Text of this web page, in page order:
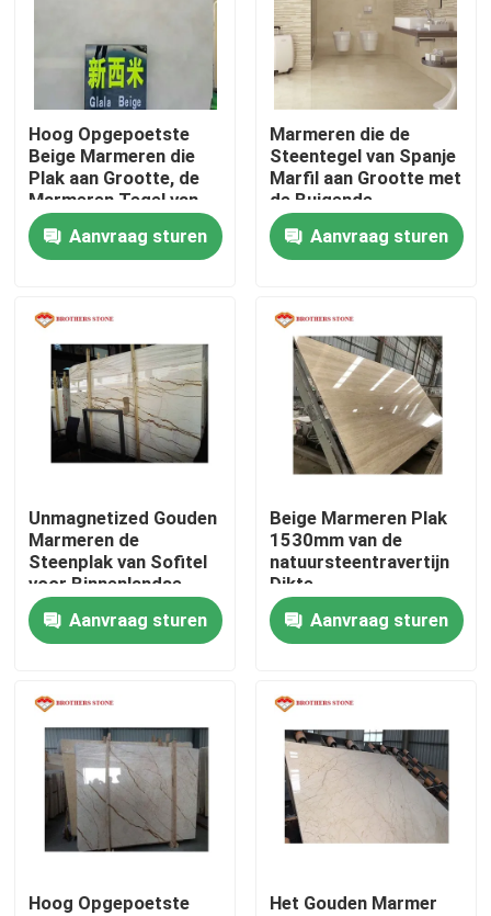
Producten
Over ons
Kwaliteitscontrole
Neem contact met ons op
Nieuws
Gevallen
Vraag een offerte
De Plakken van de granietsteen
Hoog Opgepoetste
Beige Marmeren die
Plak aan Grootte, de
Marmeren Tegel van
Crema wordt
gesneden Marfil
Aanvraag sturen
Marmeren die de
Steentegel van Spanje
Marfil aan Grootte met
de Buigende
Weerstand van
11.5Mpa wordt
gesneden
Aanvraag sturen
Unmagnetized Gouden
Marmeren de
Steenplak van Sofitel
voor Binnenlandse
Muurbekleding
Aanvraag sturen
Beige Marmeren Plak
1530mm van de
natuursteentravertijn
Dikte
Standaardgrootte
Aanvraag sturen
Hoog Opgepoetste
Het Gouden Marmer